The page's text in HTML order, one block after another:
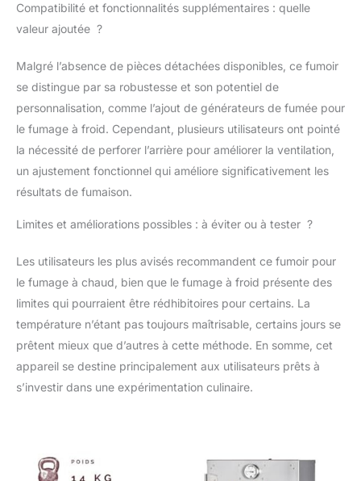
fumoir jusqu'aux
excellents
DESIGN
MODERNE - Le fumoir
Kaiser '50’ est léger et
facilement
transportable. Il est de
taille idéale pour fumer
balcon. Grâce à sa taille
où. Vous pourrez
disposer jusqu’à 10 kg
de viande ou 12 truites
moyennes ou environ
moyennes dans le
fumoir Kaiser '50'
ACCESSOIRES - Le
dans le colis un foyer
Compatibilité et fonctionnalités supplémentaires : quelle
valeur ajoutée ?
Malgré l’absence de pièces détachées disponibles, ce fumoir
se distingue par sa robustesse et son potentiel de
personnalisation, comme l’ajout de générateurs de fumée pour
le fumage à froid. Cependant, plusieurs utilisateurs ont pointé
la nécessité de perforer l’arrière pour améliorer la ventilation,
un ajustement fonctionnel qui améliore significativement les
résultats de fumaison.
Limites et améliorations possibles : à éviter ou à tester ?
Les utilisateurs les plus avisés recommandent ce fumoir pour
le fumage à chaud, bien que le fumage à froid présente des
limites qui pourraient être rédhibitoires pour certains. La
température n’étant pas toujours maîtrisable, certains jours se
prêtent mieux que d’autres à cette méthode. En somme, cet
appareil se destine principalement aux utilisateurs prêts à
s’investir dans une expérimentation culinaire.